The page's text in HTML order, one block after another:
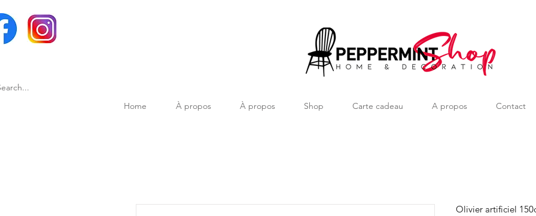
Home À propos À propos Shop Carte cadeau A propos Contact
Olivier artificiel